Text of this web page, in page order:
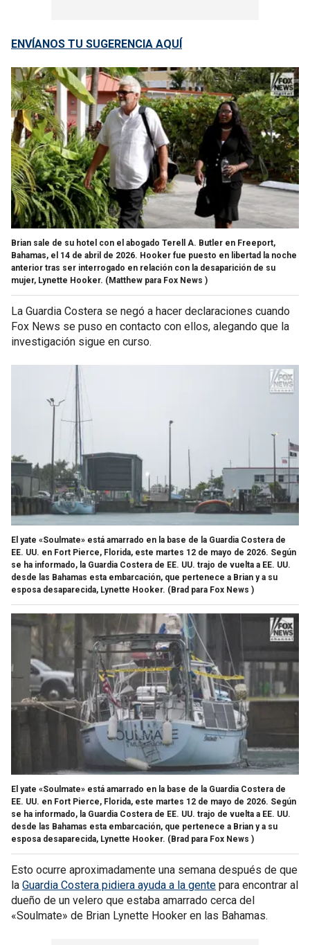
ENVÍANOS TU SUGERENCIA AQUÍ
Brian sale de su hotel con el abogado Terell A. Butler en Freeport,
Bahamas, el 14 de abril de 2026. Hooker fue puesto en libertad la noche
anterior tras ser interrogado en relación con la desaparición de su
mujer, Lynette Hooker. (Matthew para Fox News )
La Guardia Costera se negó a hacer declaraciones cuando
Fox News se puso en contacto con ellos, alegando que la
investigación sigue en curso.
El yate «Soulmate» está amarrado en la base de la Guardia Costera de
EE. UU. en Fort Pierce, Florida, este martes 12 de mayo de 2026. Según
se ha informado, la Guardia Costera de EE. UU. trajo de vuelta a EE. UU.
desde las Bahamas esta embarcación, que pertenece a Brian y a su
esposa desaparecida, Lynette Hooker. (Brad para Fox News )
El yate «Soulmate» está amarrado en la base de la Guardia Costera de
EE. UU. en Fort Pierce, Florida, este martes 12 de mayo de 2026. Según
se ha informado, la Guardia Costera de EE. UU. trajo de vuelta a EE. UU.
desde las Bahamas esta embarcación, que pertenece a Brian y a su
esposa desaparecida, Lynette Hooker. (Brad para Fox News )
Esto ocurre aproximadamente una semana después de que
la Guardia Costera pidiera ayuda a la gente para encontrar al
dueño de un velero que estaba amarrado cerca del
«Soulmate» de Brian Lynette Hooker en las Bahamas.